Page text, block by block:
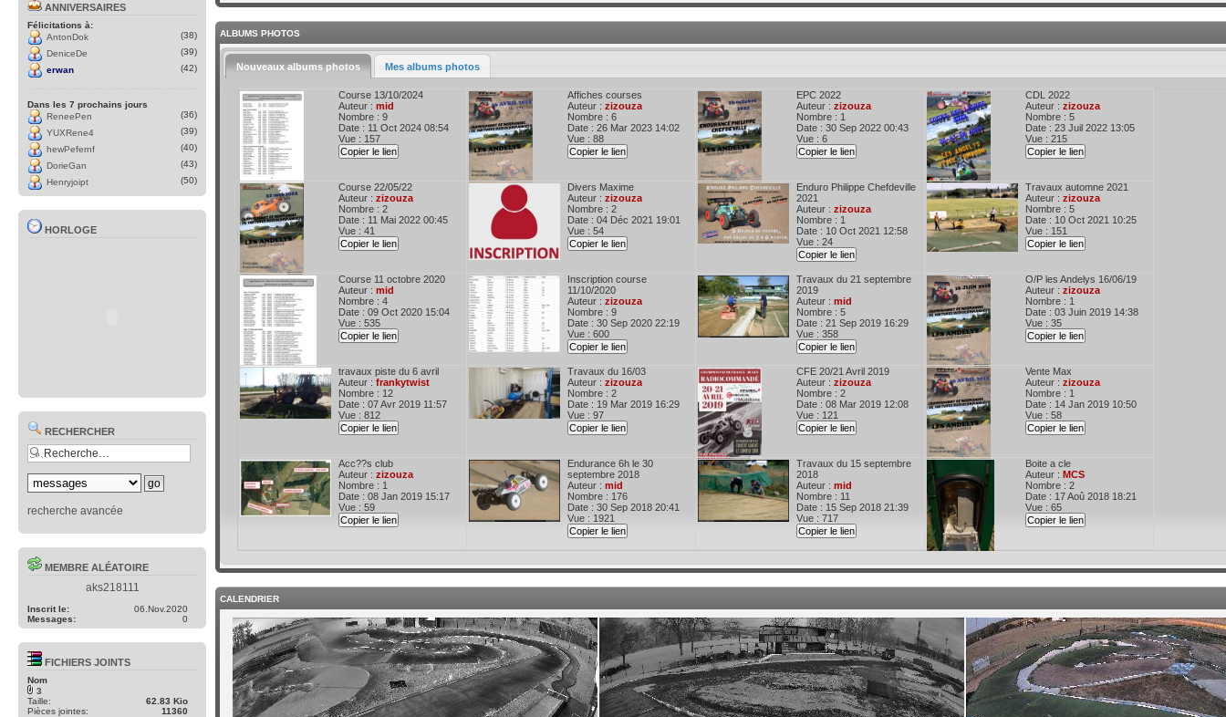
ANNIVERSAIRES
Félicitations à:
AntonDok
(38)
DeniceDe
(39)
erwan
(42)
Dans les 7 prochains jours
ReneePen
(36)
YUXRene4
(39)
hewPefernf
(40)
DorieGan
(43)
Henryjoipt
(50)
HORLOGE
RECHERCHER
recherche avancée
MEMBRE ALÉATOIRE
aks218111
Inscrit le:
06.Nov.2020
Messages:
0
FICHIERS JOINTS
Nom
3
Taille:
62.83 Kio
Pièces jointes:
11360
ALBUMS PHOTOS
Nouveaux albums photos Mes albums photos
Course 13/10/2024
Auteur : mid
Nombre : 9
Date : 11 Oct 2024 08:54
Vue : 157
Copier le lien
Affiches courses
Auteur : zizouza
Nombre : 6
Date : 26 Mar 2023 14:02
Vue : 88
Copier le lien
EPC 2022
Auteur : zizouza
Nombre : 1
Date : 30 Sep 2022 00:43
Vue : 6
Copier le lien
CDL 2022
Auteur : zizouza
Nombre : 5
Date : 23 Juil 2022 13:05
Vue : 215
Copier le lien
Course 22/05/22
Auteur : zizouza
Nombre : 2
Date : 11 Mai 2022 00:45
Vue : 41
Copier le lien
Divers Maxime
Auteur : zizouza
Nombre : 2
Date : 04 Déc 2021 19:01
Vue : 54
Copier le lien
Enduro Philippe Chefdeville
2021
Auteur : zizouza
Nombre : 1
Date : 10 Oct 2021 12:58
Vue : 24
Copier le lien
Travaux automne 2021
Auteur : zizouza
Nombre : 5
Date : 10 Oct 2021 10:25
Vue : 151
Copier le lien
Course 11 octobre 2020
Auteur : mid
Nombre : 4
Date : 09 Oct 2020 15:04
Vue : 535
Copier le lien
Inscription course
11/10/2020
Auteur : zizouza
Nombre : 9
Date : 30 Sep 2020 22:19
Vue : 600
Copier le lien
Travaux du 21 septembre
2019
Auteur : mid
Nombre : 5
Date : 21 Sep 2019 16:29
Vue : 358
Copier le lien
O/P les Andelys 16/06/19
Auteur : zizouza
Nombre : 1
Date : 03 Juin 2019 14:38
Vue : 35
Copier le lien
travaux piste du 6 avril
Auteur : frankytwist
Nombre : 12
Date : 07 Avr 2019 11:57
Vue : 812
Copier le lien
Travaux du 16/03
Auteur : zizouza
Nombre : 2
Date : 19 Mar 2019 16:29
Vue : 97
Copier le lien
CFE 20/21 Avril 2019
Auteur : zizouza
Nombre : 2
Date : 08 Mar 2019 12:08
Vue : 121
Copier le lien
Vente Max
Auteur : zizouza
Nombre : 1
Date : 14 Jan 2019 10:50
Vue : 58
Copier le lien
Acc??s club
Auteur : zizouza
Nombre : 1
Date : 08 Jan 2019 15:17
Vue : 59
Copier le lien
Endurance 6h le 30
septembre 2018
Auteur : mid
Nombre : 176
Date : 30 Sep 2018 20:41
Vue : 1921
Copier le lien
Travaux du 15 septembre
2018
Auteur : mid
Nombre : 11
Date : 15 Sep 2018 21:39
Vue : 717
Copier le lien
Boite a cle
Auteur : MCS
Nombre : 2
Date : 17 Aoû 2018 18:21
Vue : 65
Copier le lien
CALENDRIER